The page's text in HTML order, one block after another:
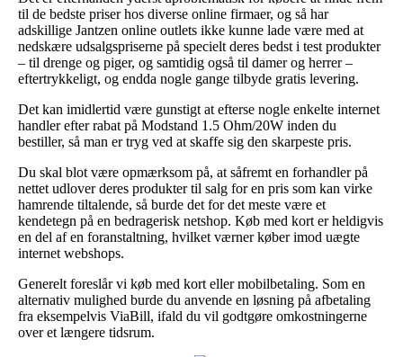
til de bedste priser hos diverse online firmaer, og så har
adskillige Jantzen online outlets ikke kunne lade være med at
nedskære udsalgspriserne på specielt deres bedst i test produkter
– til drenge og piger, og samtidig også til damer og herrer –
eftertrykkeligt, og endda nogle gange tilbyde gratis levering.
Det kan imidlertid være gunstigt at efterse nogle enkelte internet
handler efter rabat på Modstand 1.5 Ohm/20W inden du
bestiller, så man er tryg ved at skaffe sig den skarpeste pris.
Du skal blot være opmærksom på, at såfremt en forhandler på
nettet udlover deres produkter til salg for en pris som kan virke
hamrende tiltalende, så burde det for det meste være et
kendetegn på en bedragerisk netshop. Køb med kort er heldigvis
en del af en foranstaltning, hvilket værner køber imod uægte
internet webshops.
Generelt foreslår vi køb med kort eller mobilbetaling. Som en
alternativ mulighed burde du anvende en løsning på afbetaling
fra eksempelvis ViaBill, ifald du vil godtgøre omkostningerne
over et længere tidsrum.